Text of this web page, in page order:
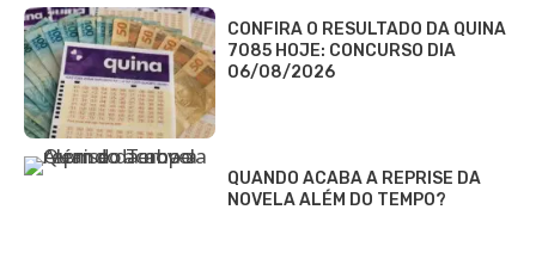
CONFIRA O RESULTADO DA QUINA
7085 HOJE: CONCURSO DIA
06/08/2026
QUANDO ACABA A REPRISE DA
NOVELA ALÉM DO TEMPO?